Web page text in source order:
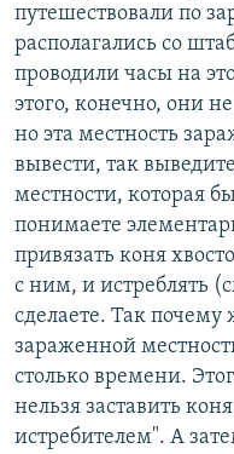
путешествовали по
располагались со
проводили часы на
этого, конечно, они
но эта местность
вывести, так
местности, которая
понимаете
привязать коня
с ним, и истреблять
сделаете. Так
зараженной
столько времени.
нельзя заставить
истребителем". А